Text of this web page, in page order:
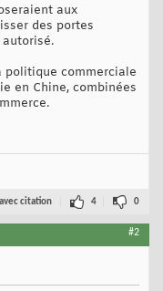
aux
des portes
politique commerciale
en Chine, combinées
citation 4 0
#2